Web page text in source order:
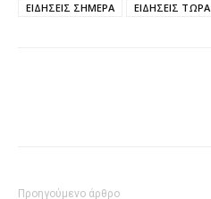
ΕΙΔΗΣΕΙΣ ΣΗΜΕΡΑ
ΕΙΔΗΣΕΙΣ ΤΩΡΑ
Προηγούμενο άρθρο